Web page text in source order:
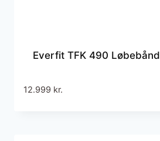
Everfit TFK 490 Løbebånd
12.999 kr.